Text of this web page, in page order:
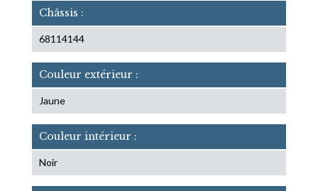
Châssis :
68114144
Couleur extérieur :
Jaune
Couleur intérieur :
Noir